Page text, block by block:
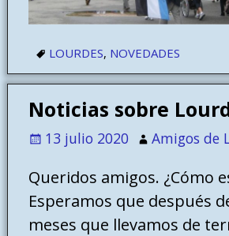
LOURDES, NOVEDADES
Noticias sobre
13 julio 2020 Amigos de
Queridos amigos. ¿Cómo
Esperamos que después
meses que llevamos de